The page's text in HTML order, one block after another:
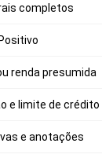
completos
renda presumida
e limite de crédito
e anotações